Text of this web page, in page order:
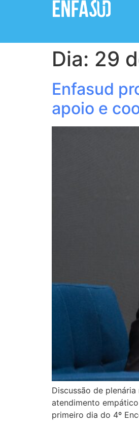
Dia: 29
Enfasud
apoio e
Discussão de
atendimento
primeiro dia do 4º